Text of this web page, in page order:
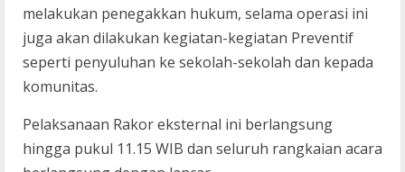
melakukan penegakkan hukum, selama operasi ini
juga akan dilakukan kegiatan-kegiatan Preventif
seperti penyuluhan ke sekolah-sekolah dan kepada
komunitas.
Pelaksanaan Rakor eksternal ini berlangsung
hingga pukul 11.15 WIB dan seluruh rangkaian acara